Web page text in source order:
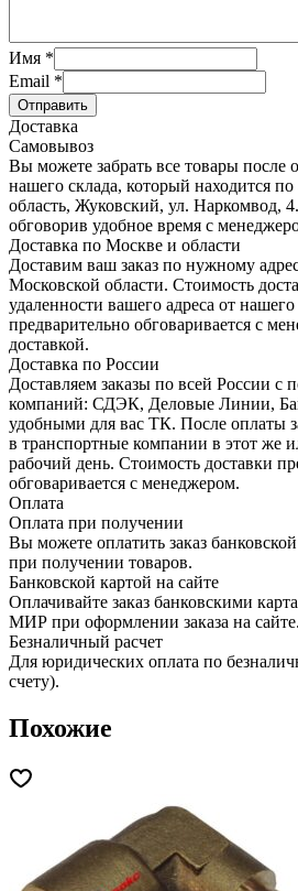
Имя *
Email *
Отправить
Доставка
Самовывоз
Вы можете забрать все товары после
нашего склада, который находится
область, Жуковский, ул. Наркомвод,
обговорив удобное время с
Доставка по Москве и области
Доставим ваш заказ по нужному
Московской области. Стоимость
удаленности вашего адреса от нашего
предварительно обговаривается с
доставкой.
Доставка по России
Доставляем заказы по всей России
компаний: СДЭК, Деловые Линии,
удобными для вас ТК. После оплаты
в транспортные компании в этот же
рабочий день. Стоимость доставки
обговаривается с менеджером.
Оплата
Оплата при получении
Вы можете оплатить заказ
при получении товаров.
Банковской картой на сайте
Оплачивайте заказ банковскими
МИР при оформлении заказа на сайте.
Безналичный расчет
Для юридических оплата по
счету).
Похожие